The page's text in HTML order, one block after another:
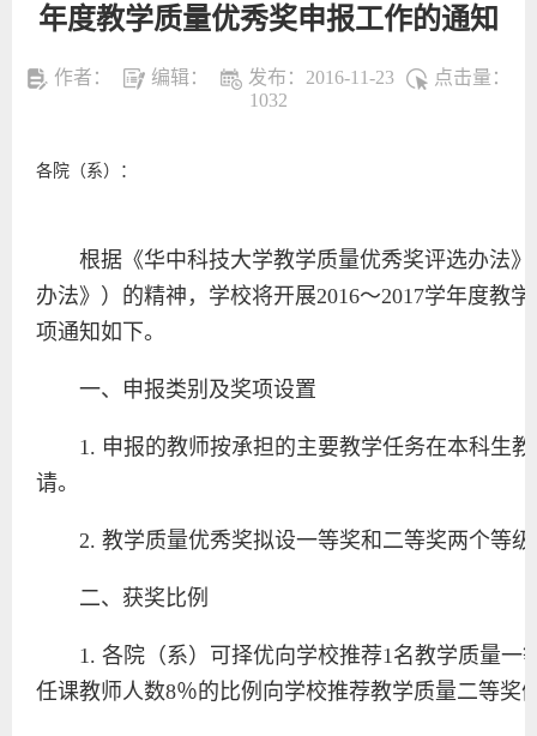
年度教学质量优秀奖申报工作的通知
作者： 编辑： 发布：2016-11-23
点击量：
1032
各院（系）：
根据《华中科技大学教学质量优秀奖评选办法
办法》）的精神，学校将开展2016～2017学年度教
项通知如下。
一、申报类别及奖项设置
1. 申报的教师按承担的主要教学任务在本科生
请。
2. 教学质量优秀奖拟设一等奖和二等奖两个等
二、获奖比例
1. 各院（系）可择优向学校推荐1名教学质量一
任课教师人数8％的比例向学校推荐教学质量二等奖